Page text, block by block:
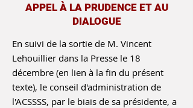
APPEL À LA PRUDENCE ET AU
DIALOGUE
En suivi de la sortie de M. Vincent
Lehouillier dans la Presse le 18
décembre (en lien à la fin du présent
texte), le conseil d'administration de
l'ACSSSS, par le biais de sa présidente, a